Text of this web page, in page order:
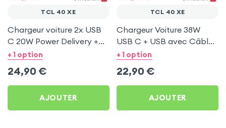
TCL 40 XE
Chargeur voiture 2x USB
C 20W Power Delivery +
Câble USB C 60W pour
+ 1 option
24,90 €
AJOUTER
TCL 40 XE
Chargeur Voiture 38W
USB C + USB avec Câble
type C Swissten pour TCL
+ 1 option
22,90 €
AJOUTER